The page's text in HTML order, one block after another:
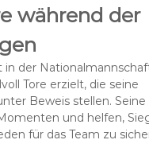
während der
in der
Tore erzielt, die seine
Beweis stellen.
und helfen,
für das Team zu